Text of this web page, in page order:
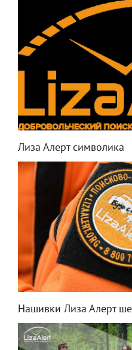
Лиза Алерт символика
Нашивки Лиза Алерт